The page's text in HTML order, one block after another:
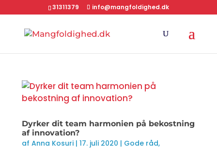
31311379 info@mangfoldighed.dk
Dyrker dit team harmonien på bekostning
af innovation?
af Anna Kosuri| 17. juli 2020 | Gode råd,